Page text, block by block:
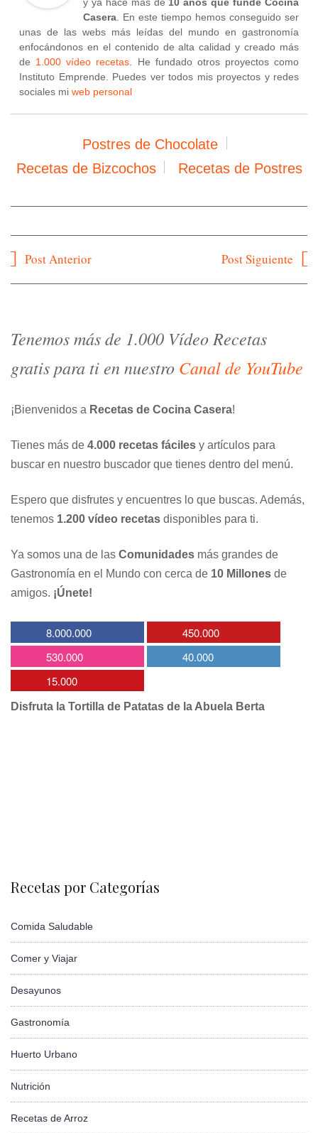
Casera . En este tiempo hemos conseguido ser
unas de las webs más leídas del mundo en gastronomía
enfocándonos en el contenido de alta calidad y creado más
de 1.000 vídeo recetas . He fundado otros proyectos como
Instituto Emprende. Puedes ver todos mis proyectos y redes
sociales mi web personal
Postres de Chocolate
Recetas de Bizcochos
Recetas de Postres
Navegación
Post Anterior Post Siguiente
Tenemos más de 1.000 Vídeo Recetas
gratis para ti en nuestro Canal de YouTube
¡Bienvenidos a Recetas de Cocina Casera!
Tienes más de 4.000 recetas fáciles y artículos para
buscar en nuestro buscador que tienes dentro del menú.
Espero que disfrutes y encuentres lo que buscas. Además,
tenemos 1.200 vídeo recetas disponibles para ti.
Ya somos una de las Comunidades más grandes de
Gastronomía en el Mundo con cerca de 10 Millones de
amigos. ¡Únete!
8.000.000
450.000
530.000
40.000
15.000
Disfruta la Tortilla de Patatas de la Abuela Berta
Recetas por Categorías
Comida Saludable
Comer y Viajar
Desayunos
Gastronomía
Huerto Urbano
Nutrición
Recetas de Arroz